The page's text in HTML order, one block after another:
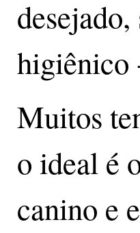
higiênico
Muitos
o ideal é
canino e